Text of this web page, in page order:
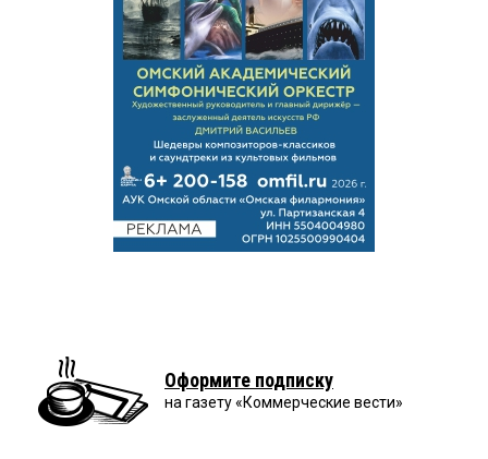
Оформите подписку
на газету «Коммерческие вести»